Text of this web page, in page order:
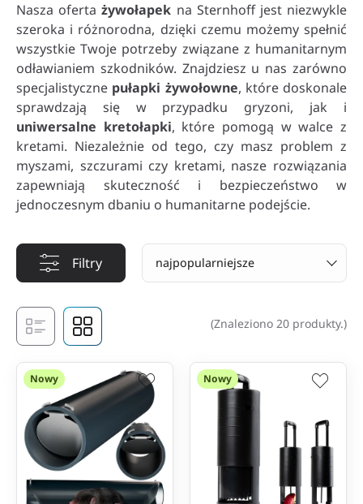
Nasza ofertażywołapek na Sternhoff jest niezwykle
szeroka i różnorodna, dzięki czemu możemy spełnić
wszystkie Twoje potrzeby związane z humanitarnym
odławianiem szkodników. Znajdziesz u nas zarówno
specjalistyczne pułapki żywołowne, które doskonale
sprawdzają się w przypadku gryzoni, jak i
uniwersalne kretołapki, które pomogą w walce z
kretami. Niezależnie od tego, czy masz problem z
myszami, szczurami czy kretami, nasze rozwiązania
zapewniają skuteczność i bezpieczeństwo w
jednoczesnym dbaniu o humanitarne podejście.
Filtry najpopularniejsze
(Znaleziono 20 produkty.)
Nowy Nowy